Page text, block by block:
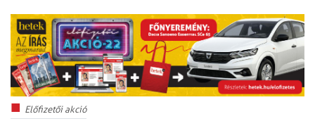
Előfizetői akció